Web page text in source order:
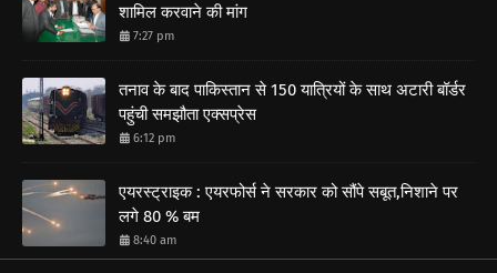
शामिल करवाने की मांग
7:27 pm
तनाव के बाद पाकिस्तान से 150 यात्रियों के साथ अटारी बॉर्डर
पहुंची समझौता एक्सप्रेस
6:12 pm
एयरस्ट्राइक : एयरफोर्स ने सरकार को सौंपे सबूत,निशाने पर
लगे 80 % बम
8:40 am